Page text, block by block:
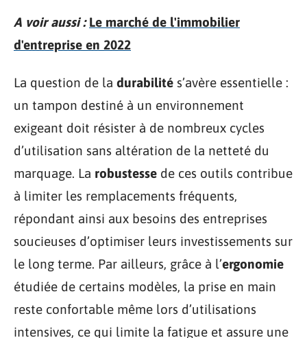
A voir aussi : Le marché de l'immobilier
d'entreprise en 2022
La question de la durabilité s’avère essentielle :
un tampon destiné à un environnement
exigeant doit résister à de nombreux cycles
d’utilisation sans altération de la netteté du
marquage. La robustesse de ces outils contribue
à limiter les remplacements fréquents,
répondant ainsi aux besoins des entreprises
soucieuses d’optimiser leurs investissements sur
le long terme. Par ailleurs, grâce à l’ergonomie
étudiée de certains modèles, la prise en main
reste confortable même lors d’utilisations
intensives, ce qui limite la fatigue et assure une